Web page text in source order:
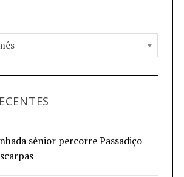
sénior percorre Passadiço